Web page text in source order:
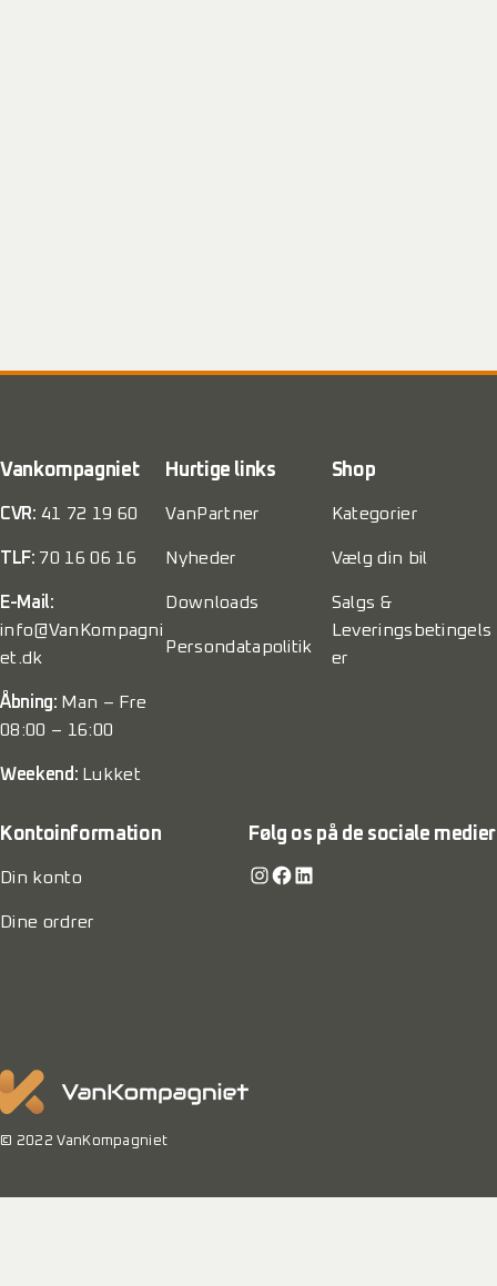
Vankompagniet
CVR: 41 72 19 60
TLF: 70 16 06 16
E-Mail:
info@VanKompagni
et.dk
Åbning: Man – Fre
08:00 – 16:00
Weekend: Lukket
Hurtige links
VanPartner
Nyheder
Downloads
Persondatapolitik
Shop
Kategorier
Vælg din bil
Salgs &
Leveringsbetingels
er
Kontoinformation
Din konto
Dine ordrer
Følg os på de sociale medier
Instagram Facebook LinkedIn
© 2022 VanKompagniet